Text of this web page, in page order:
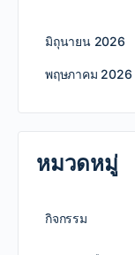
มิถุนายน 2026
พฤษภาคม 2026
หมวดหมู่
กิจกรรม